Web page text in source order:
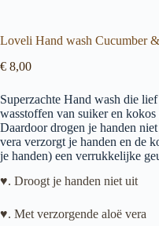
Loveli Hand wash Cucumber
€ 8,00
Superzachte Hand wash die
wasstoffen van suiker en
Daardoor drogen je handen
vera verzorgt je handen en de
je handen) een verrukkelijke
♥. Droogt je handen niet uit
♥. Met verzorgende aloë vera